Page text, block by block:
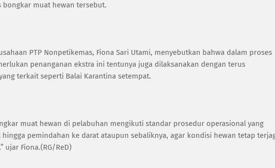
bongkar muat hewan tersebut.
PTP Nonpetikemas, Fiona Sari Utami, menyebutkan bahwa dalam proses
penanganan ekstra ini tentunya juga dilaksanakan dengan terus
terkait seperti Balai Karantina setempat.
muat hewan di pelabuhan mengikuti standar prosedur operasional yang
pemindahan ke darat ataupun sebaliknya, agar kondisi hewan tetap
ujar Fiona.(RG/ReD)